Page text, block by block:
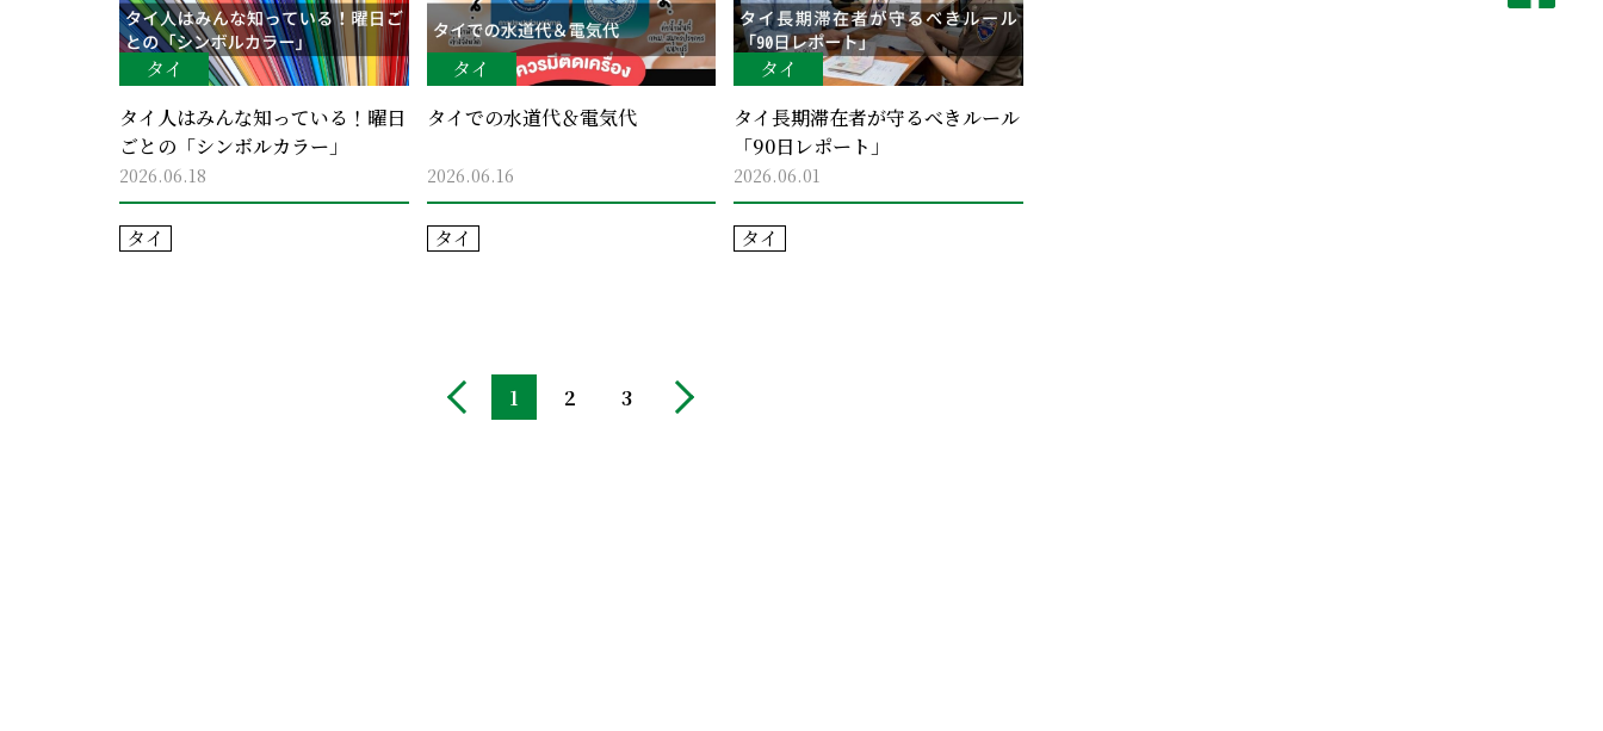
タイ
タイ人はみんな知っている！曜日
ごとの「シンボルカラー」
2026.06.18
タイ
タイ
タイでの水道代＆電気代
2026.06.16
タイ
タイ
タイ長期滞在者が守るべきルール
「90日レポート」
2026.06.01
タイ
1 2 3